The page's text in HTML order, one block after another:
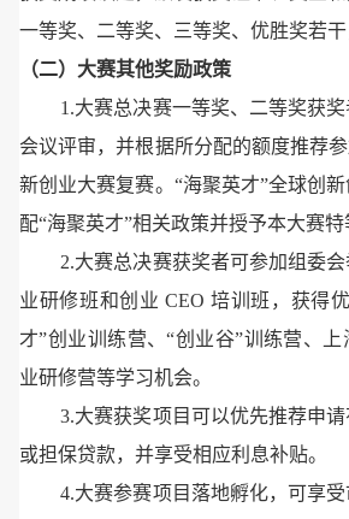
一等奖、二等奖、三等奖、优胜奖若干
（二）大赛其他奖励政策
1.大赛总决赛一等奖、二等奖获
会议评审，并根据所分配的额度推荐
新创业大赛复赛。“海聚英才”全球创
配“海聚英才”相关政策并授予本大赛特
2.大赛总决赛获奖者可参加组委
业研修班和创业 CEO 培训班，获得
才”创业训练营、“创业谷”训练营、上
业研修营等学习机会。
3.大赛获奖项目可以优先推荐申
或担保贷款，并享受相应利息补贴。
4.大赛参赛项目落地孵化，可享